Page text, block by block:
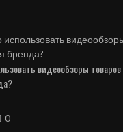
видеообзоры товаров
0